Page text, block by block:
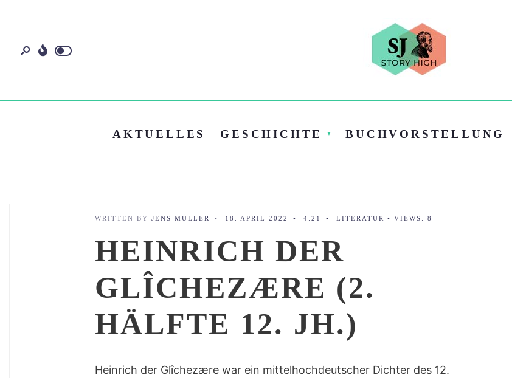
AKTUELLES GESCHICHTE BUCHVORSTELLUNG
WRITTEN BY JENS MÜLLER • 18. APRIL 2022 • 4:21 • LITERATUR • VIEWS: 8
HEINRICH DER
GLÎCHEZÆRE (2.
HÄLFTE 12. JH.)
Heinrich der Glîchezære war ein mittelhochdeutscher Dichter des 12.